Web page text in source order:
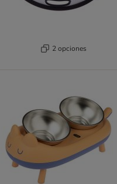
2 opciones